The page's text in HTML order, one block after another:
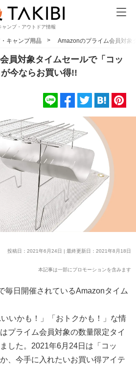
ャンプ・アウトドア情報
キャンプ用品 Amazonのプライム会員対象
員対象タイムセールで「コッ
今ならお買い得!!
投稿日：2021年6月24日 | 最終更新日：2021年8月18日
本記事は一部にプロモーションを含みます
毎日開催されているAmazonタイム
いかも！」「おトクかも！」な情
プライム会員対象の数量限定タイ
した。2021年6月24日は「コッ
、今手に入れたいお買い得アイテ